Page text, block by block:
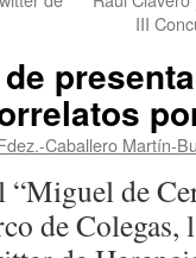
III
Caballero Martín-
de
de Colegas,